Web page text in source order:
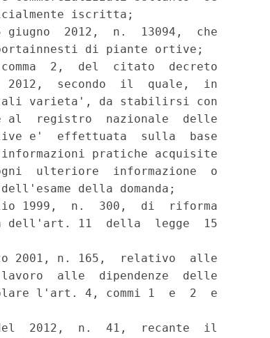
iscritta;
giugno  2012,  n.  13094,  che
di piante ortive;
2,  del  citato  decreto
2012,  secondo  il  quale,  in
varieta', da stabilirsi con
al  registro  nazionale  delle
e'  effettuata  sulla  base
pratiche acquisite
ulteriore  informazione  o
della domanda;
1999,  n.  300,  di  riforma
dell'art. 11  della  legge  15
2001, n. 165,  relativo  alle
alle  dipendenze  delle
l'art. 4, commi 1  e  2  e
2012,  n.  41,  recante  il